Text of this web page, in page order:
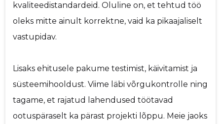
kvaliteedistandardeid. Oluline on, et tehtud töö
oleks mitte ainult korrektne, vaid ka pikaajaliselt
vastupidav.
Lisaks ehitusele pakume testimist, käivitamist ja
süsteemihooldust. Viime läbi võrgukontrolle ning
tagame, et rajatud lahendused töötavad
ootuspäraselt ka pärast projekti lõppu. Meie jaoks